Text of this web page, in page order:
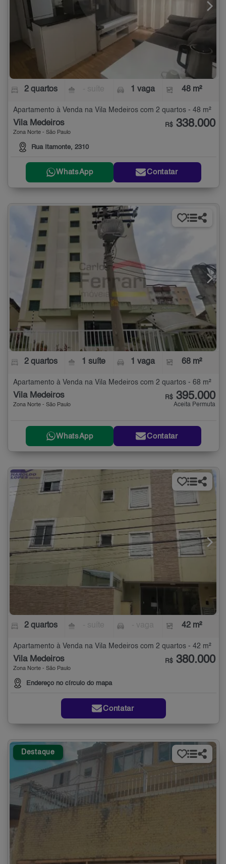
2 quartos 1 vaga 48 m²
Apartamento à Venda na Vila Medeiros com 2 quartos - 48 m²
Vila Medeiros
Zona Norte - São Paulo
Rua Itamonte, 2310
R$ 338.000
WhatsApp Contatar
2 quartos 1 suíte 1 vaga 68 m²
Apartamento à Venda na Vila Medeiros com 2 quartos - 68 m²
Vila Medeiros
Zona Norte - São Paulo
R$ 395.000
Aceita Permuta
WhatsApp Contatar
2 quartos 42 m²
Apartamento à Venda na Vila Medeiros com 2 quartos - 42 m²
Vila Medeiros
Zona Norte - São Paulo
Endereço no círculo do mapa
R$ 380.000
Contatar
Destaque